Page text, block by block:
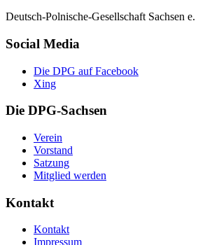
Deutsch-Polnische-Gesellschaft Sachsen e.
Social Media
Die DPG auf Facebook
Xing
Die DPG-Sachsen
Verein
Vorstand
Satzung
Mitglied werden
Kontakt
Kontakt
Impressum